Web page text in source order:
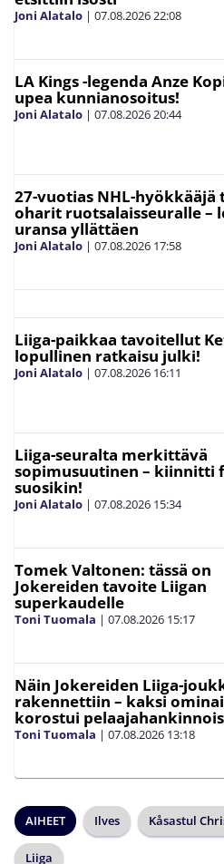
Joni Alatalo | 07.08.202622:08
LA Kings -legenda Anze
upea kunnianosoitus!
Joni Alatalo | 07.08.202620:44
27-vuotias NHL-hyökkääjä
oharit ruotsalaisseuralle –
uransa yllättäen
Joni Alatalo | 07.08.2026 17:58
Liiga-paikkaa tavoitellut
lopullinen ratkaisu julki!
Joni Alatalo | 07.08.2026 16:11
Liiga-seuralta merkittävä
sopimusuutinen – kiinnitti
suosikin!
Joni Alatalo | 07.08.2026 15:34
Tomek Valtonen: tässä on
Jokereiden tavoite Liigan
superkaudelle
Toni Tuomala | 07.08.2026 15:17
Näin Jokereiden Liiga-
rakennettiin – kaksi
korostui
Toni Tuomala | 07.08.2026 13:18
AIHEET Ilves Kåsastul
Liiga